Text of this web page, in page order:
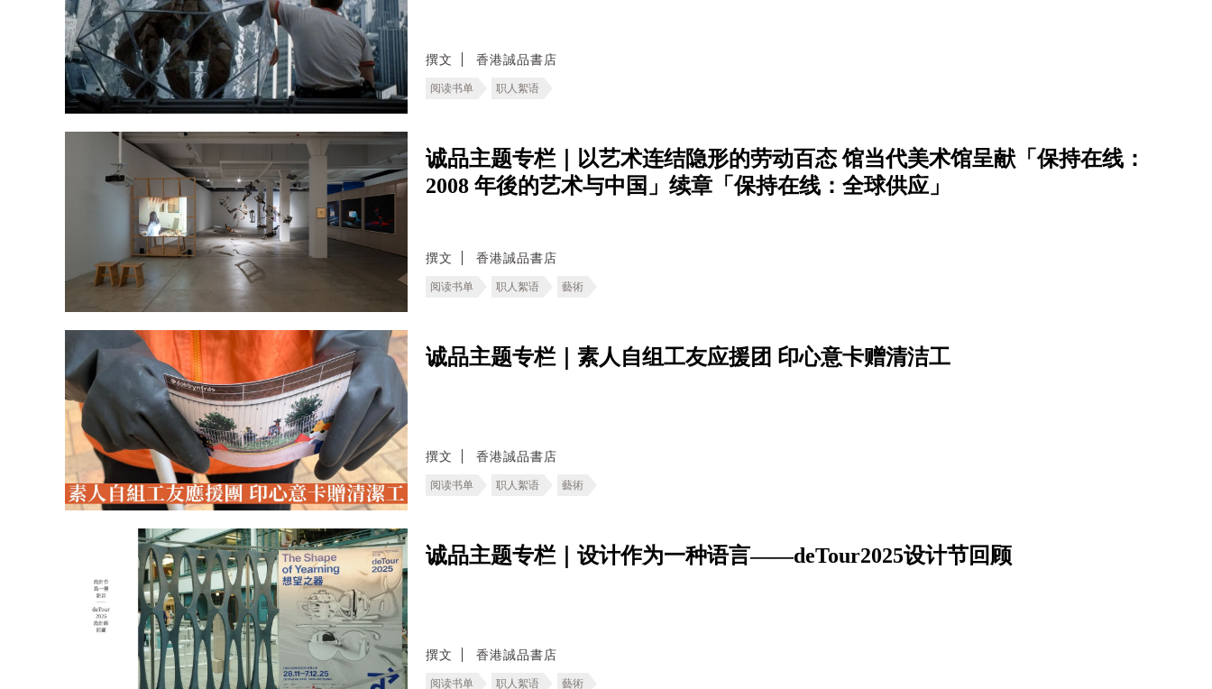
撰文 香港誠品書店
阅读书单 职人絮语
诚品主题专栏｜以艺术连结隐形的劳动百态 馆当代美术馆呈献「保持在线：
2008 年後的艺术与中国」续章「保持在线：全球供应」
撰文 香港誠品書店
阅读书单 职人絮语 藝術
诚品主题专栏｜素人自组工友应援团 印心意卡赠清洁工
撰文 香港誠品書店
阅读书单 职人絮语 藝術
诚品主题专栏｜设计作为一种语言——deTour2025设计节回顾
撰文 香港誠品書店
阅读书单 职人絮语 藝術